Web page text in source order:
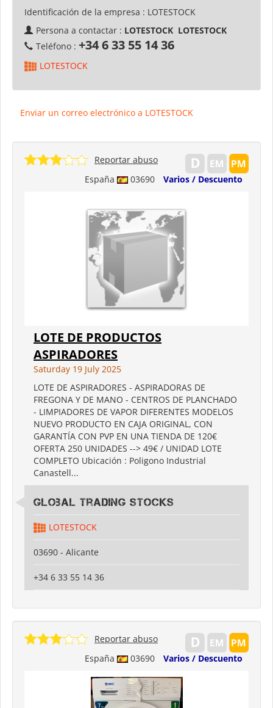
Identificación de la empresa : LOTESTOCK
Persona a contactar : LOTESTOCK LOTESTOCK
Teléfono : +34 6 33 55 14 36
LOTESTOCK
Enviar un correo electrónico a LOTESTOCK
España 03690 Varios / Descuento
Reportar abuso
LOTE DE PRODUCTOS
ASPIRADORES
Saturday 19 July 2025
LOTE DE ASPIRADORES - ASPIRADORAS DE
FREGONA Y DE MANO - CENTROS DE PLANCHADO
- LIMPIADORES DE VAPOR DIFERENTES MODELOS
NUEVO PRODUCTO EN CAJA ORIGINAL, CON
GARANTÍA CON PVP EN UNA TIENDA DE 120€
OFERTA 250 UNIDADES --> 49€ / UNIDAD LOTE
COMPLETO Ubicación : Poligono Industrial
Canastell...
Global Trading Stocks
LOTESTOCK
03690 - Alicante
+34 6 33 55 14 36
España 03690 Varios / Descuento
Reportar abuso